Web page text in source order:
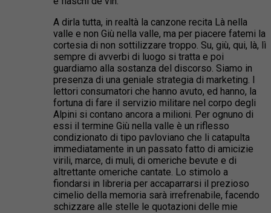
A dirla tutta, in realtà la canzone recita Là nella
valle e non Giù nella valle, ma per piacere fatemi la
cortesia di non sottilizzare troppo. Su, giù, qui, là, lì
sempre di avverbi di luogo si tratta e poi
guardiamo alla sostanza del discorso. Siamo in
presenza di una geniale strategia di marketing. I
lettori consumatori che hanno avuto, ed hanno, la
fortuna di fare il servizio militare nel corpo degli
Alpini si contano ancora a milioni. Per ognuno di
essi il termine Giù nella valle è un riflesso
condizionato di tipo pavloviano che li catapulta
immediatamente in un passato fatto di amicizie
virili, marce, di muli, di omeriche bevute e di
altrettante omeriche cantate. Lo stimolo a
fiondarsi in libreria per accaparrarsi il prezioso
cimelio della memoria sarà irrefrenabile, facendo
schizzare alle stelle le quotazioni delle mie